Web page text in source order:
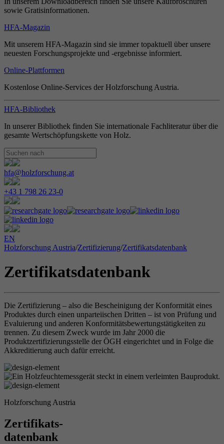
sowie Gratisinformationen.
HFA-Magazin
Mit unserem HFA-Magazin sind sie immer topaktuell über unsere
neuesten Forschungsprojekte und -ergebnisse informiert.
Online-Plattformen
Kostenlose Online-Services der Holzforschung Austria.
HFA-Bibliothek
In unserer Bibliothek finden Sie internationale Fachliteratur über die
gesamte Wertschöpfungskette von Holz.
hfa@holzforschung.at
+43 1 798 26 23-0
EN
Holzforschung Austria/Zertifizierung/Zertifikatsdatenbank
Zertifikatsdatenbank
Die Zertifizierung – also die Bescheinigung der Konformität eines
Produktes durch einen unparteiischen Dritten – ist von Prüfung und
Evaluierung und anderen Konformitätsbewertungstätigkeiten zu
trennen. Zu diesem Zweck wurde im Jahr 2000 die
Produktzertifizierungsstelle der ÖGH eingerichtet und in Folge die
Akkreditierung auch dafür erreicht.
Holzforschung Austria
Zertifikats-
datenbank